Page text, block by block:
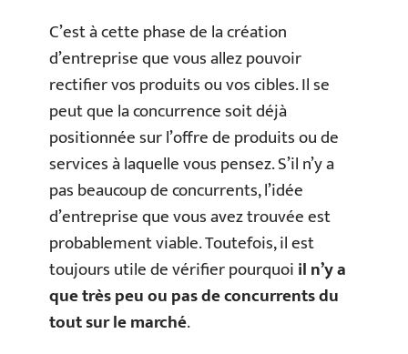
C’est à cette phase de la création
d’entreprise que vous allez pouvoir
rectifier vos produits ou vos cibles. Il se
peut que la concurrence soit déjà
positionnée sur l’offre de produits ou de
services à laquelle vous pensez. S’il n’y a
pas beaucoup de concurrents, l’idée
d’entreprise que vous avez trouvée est
probablement viable. Toutefois, il est
toujours utile de vérifier pourquoiil n’y a
que très peu ou pas de concurrents du
tout sur le marché.